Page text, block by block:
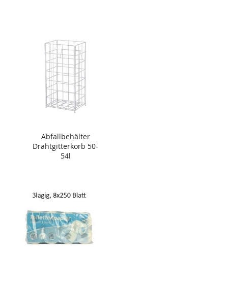
Abfallbehälter
Drahtgitterkorb 50-
54l